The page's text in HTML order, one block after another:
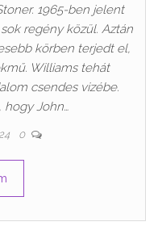
1965-ben jelent
regény közül. Aztán
körben terjedt el,
Williams tehát
csendes vizébe.
hogy John…
0